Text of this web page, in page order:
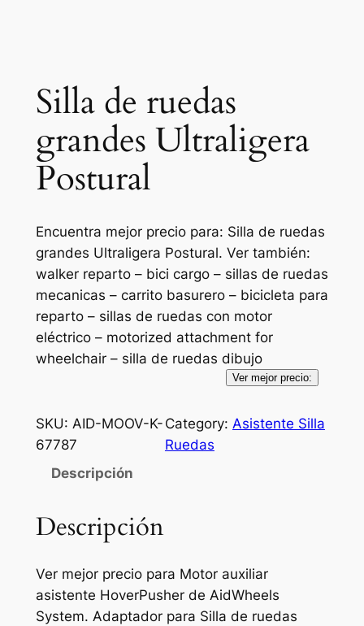
Silla de ruedas
grandes Ultraligera
Postural
Encuentra mejor precio para: Silla de ruedas
grandes Ultraligera Postural. Ver también:
walker reparto – bici cargo – sillas de ruedas
mecanicas – carrito basurero – bicicleta para
reparto – sillas de ruedas con motor
eléctrico – motorized attachment for
wheelchair – silla de ruedas dibujo
Ver mejor precio:
SKU: AID-MOOV-K-
67787
Category: Asistente Silla
Ruedas
Descripción
Descripción
Ver mejor precio para Motor auxiliar
asistente HoverPusher de AidWheels
System. Adaptador para Silla de ruedas